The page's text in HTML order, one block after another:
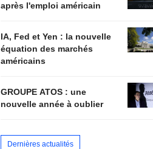
après l'emploi américain
IA, Fed et Yen : la nouvelle
équation des marchés
américains
GROUPE ATOS : une
nouvelle année à oublier
Dernières actualités